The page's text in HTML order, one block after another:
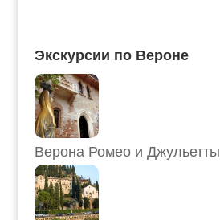
Экскурсии по Вероне
Верона Ромео и Джульетты